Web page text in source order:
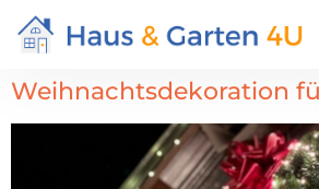
Weihnachtsdekoration